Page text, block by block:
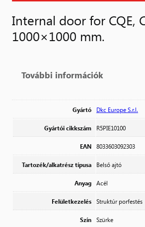
Internal door for CQE,
1000×1000 mm.
További információk
Gyártó Dkc Europe S.r.l.
Gyártói cikkszám R5PIE10100
EAN 8033603092303
Tartozék/alkatrész típusa Belső ajtó
Anyag Acél
Felületkezelés Struktúr porfestés
Szín Szürke